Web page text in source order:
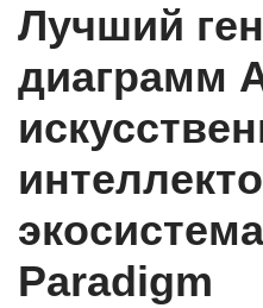
Лучший
диаграмм
Paradigm